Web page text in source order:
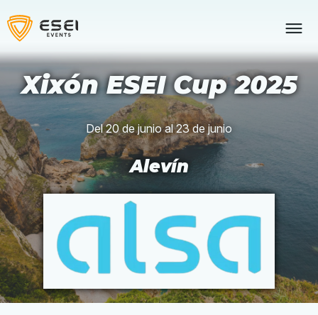
to
content
Xixón ESEI Cup 2025
Del 20 de junio al 23 de junio
Alevín